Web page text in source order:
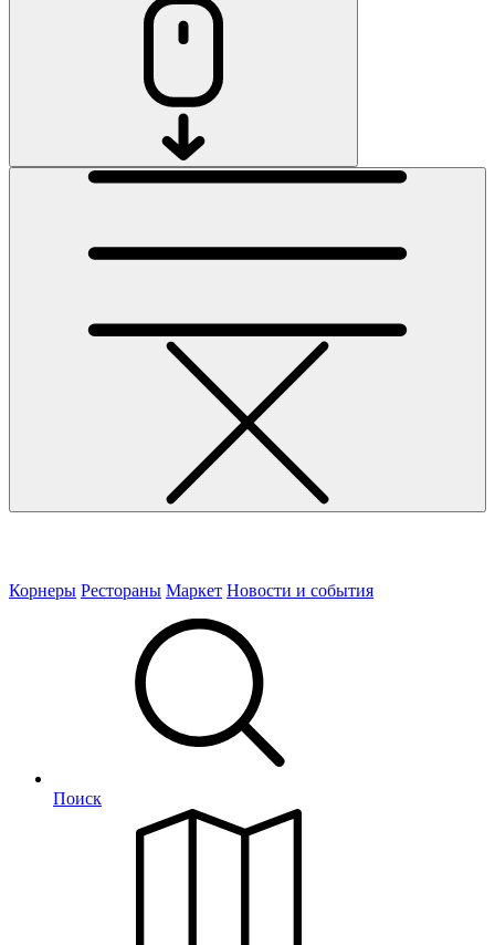
Корнеры Рестораны Маркет Новости и события
Поиск